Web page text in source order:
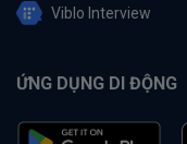
Viblo Interview
ỨNG DỤNG DI ĐỘNG